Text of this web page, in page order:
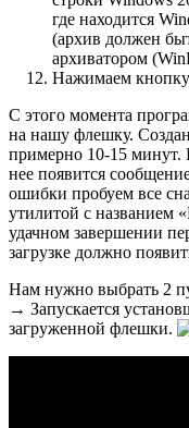
где находится
(архив должен
архиватором
Нажимаем
С этого момента
на нашу флешку.
примерно 10-15 минут.
нее появится
ошибки пробуем все
утилитой с названием
удачном завершении
загрузке должно
Нам нужно выбрать 2
→ Запускается
загруженной флешки.